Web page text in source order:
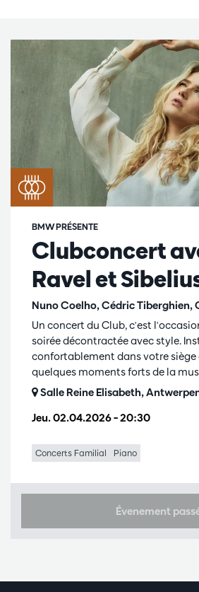
Clubconcert
Ravel et
Nuno Coelho, Cédric Tiberghien,
BMW PRÉSENTE
Jeu. 02.04.2026– 20:30
Un concert du Club, c'est
soirée décontractée avec style.
confortablement dans votre siège
quelques moments forts de la
Salle Reine Elisabeth,
Concerts Familial Piano
Évenement